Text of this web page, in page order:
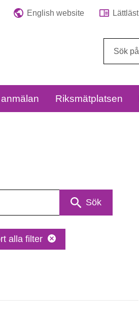
English website Lättläst
Riksmätplatsen
Sök
alla filter